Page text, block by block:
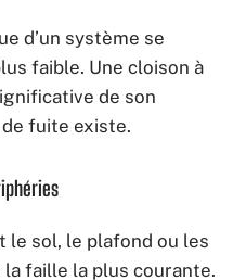
d’un système se
faible. Une cloison à
de son
fuite existe.
le sol, le plafond ou les
faille la plus courante.